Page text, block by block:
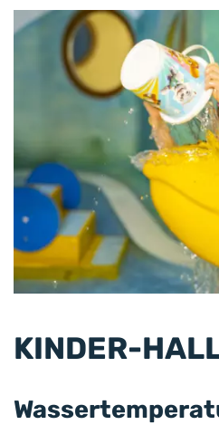
KINDER-